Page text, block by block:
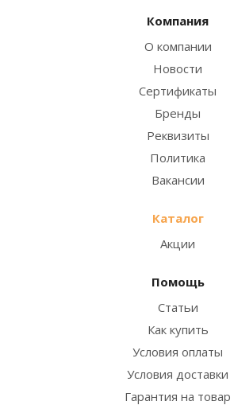
Компания
О компании
Новости
Сертификаты
Бренды
Реквизиты
Политика
Вакансии
Каталог
Акции
Помощь
Статьи
Как купить
Условия оплаты
Условия доставки
Гарантия на товар